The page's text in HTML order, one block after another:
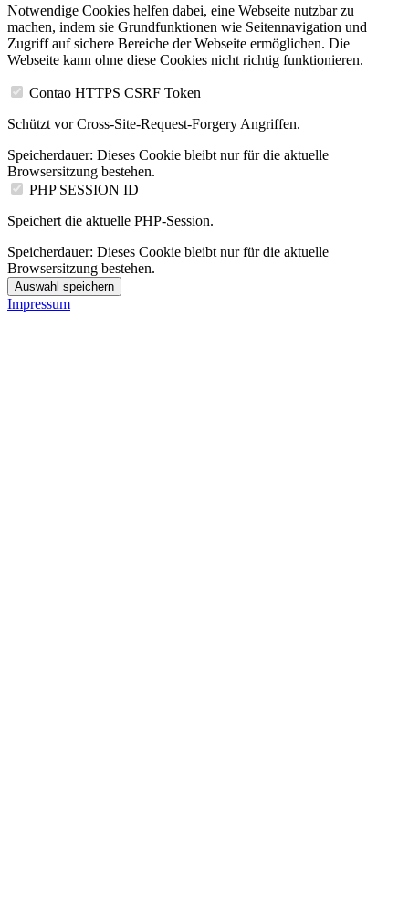
Notwendige Cookies helfen dabei, eine Webseite nutzbar zu
machen, indem sie Grundfunk­tionen wie Seiten­na­vi­gation und
Zugriff auf sichere Bereiche der Webseite ermöglichen. Die
Webseite kann ohne diese Cookies nicht richtig funktio­nieren.
Contao HTTPS CSRF Token
Schützt vor Cross-Site-Request-Forgery Angriffen.
Speicherdauer: Dieses Cookie bleibt nur für die aktuelle
Browsersitzung bestehen.
PHP SESSION ID
Speichert die aktuelle PHP-Session.
Speicherdauer: Dieses Cookie bleibt nur für die aktuelle
Browsersitzung bestehen.
Auswahl speichern
Impressum